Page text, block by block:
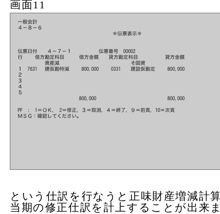
画面11
という仕訳を行なうと正味財産増減計
当期の修正仕訳を計上することが出来